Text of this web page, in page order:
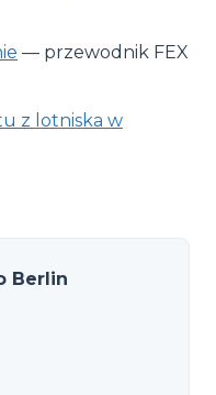
— przewodnik FEX
z lotniska w
Berlin